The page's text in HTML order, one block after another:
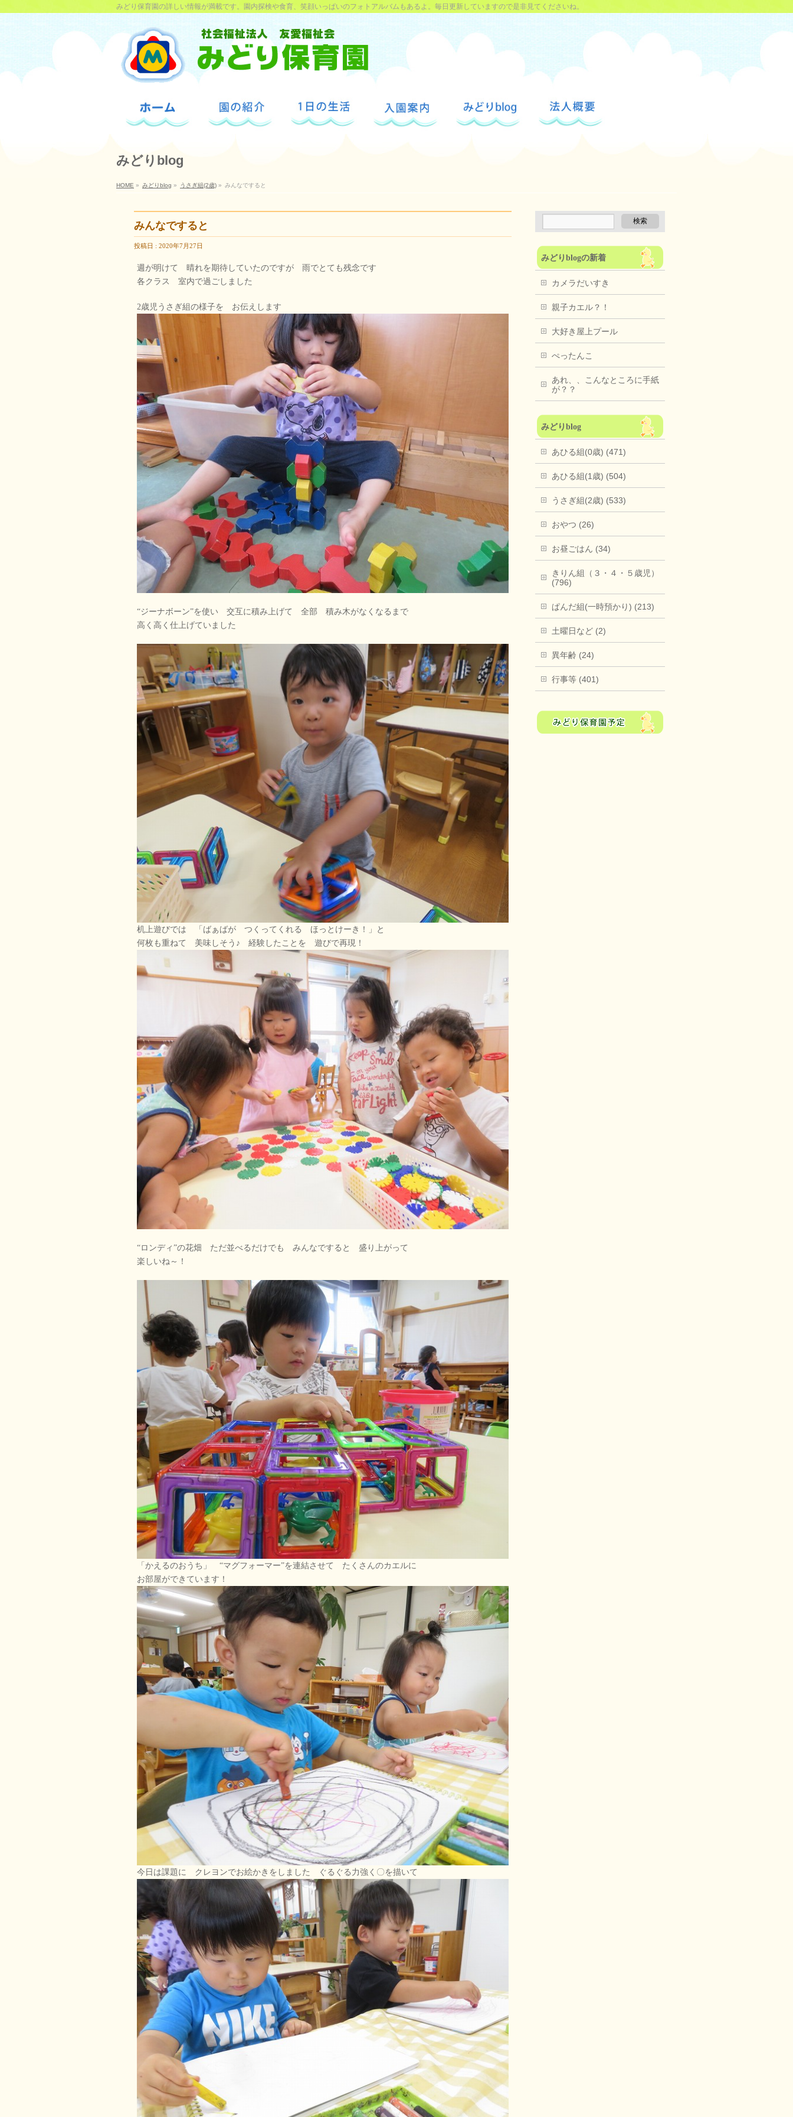
みどり保育園の詳しい情報が満載です。園内探検や食育、笑顔いっぱいのフォトアルバムもあるよ。毎日更新していますので是非見てくださいね。
みどりblog
HOME » みどりblog » うさぎ組(2歳) » みんなですると
みんなですると
投稿日 : 2020年7月27日
週が明けて 晴れを期待していたのですが 雨でとても残念です
各クラス 室内で過ごしました
2歳児うさぎ組の様子を お伝えします
“ジーナボーン”を使い 交互に積み上げて 全部 積み木がなくなるまで
高く高く仕上げていました
机上遊びでは 「ばぁばが つくってくれる ほっとけーき！」と
何枚も重ねて 美味しそう♪ 経験したことを 遊びで再現！
“ロンディ”の花畑 ただ並べるだけでも みんなですると 盛り上がって
楽しいね～！
「かえるのおうち」 “マグフォーマー”を連結させて たくさんのカエルに
お部屋ができています！
今日は課題に クレヨンでお絵かきをしました ぐるぐる力強く〇を描いて
みどりblogの新着
カメラだいすき
親子カエル？！
大好き屋上プール
ぺったんこ
あれ、、こんなところに手紙
が？？
みどりblog
あひる組(0歳) (471)
あひる組(1歳) (504)
うさぎ組(2歳) (533)
おやつ (26)
お昼ごはん (34)
きりん組（３・４・５歳児）
(796)
ぱんだ組(一時預かり) (213)
土曜日など (2)
異年齢 (24)
行事等 (401)